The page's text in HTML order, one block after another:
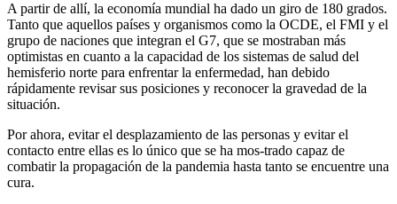
A partir de allí, la economía mundial ha dado un giro de 180 grados.
Tanto que aquellos países y organismos como la OCDE, el FMI y el
grupo de naciones que integran el G7, que se mostraban más
optimistas en cuanto a la capacidad de los sistemas de salud del
hemisferio norte para enfrentar la enfermedad, han debido
rápidamente revisar sus posiciones y reconocer la gravedad de la
situación.
Por ahora, evitar el desplazamiento de las personas y evitar el
contacto entre ellas es lo único que se ha mos-trado capaz de
combatir la propagación de la pandemia hasta tanto se encuentre una
cura.